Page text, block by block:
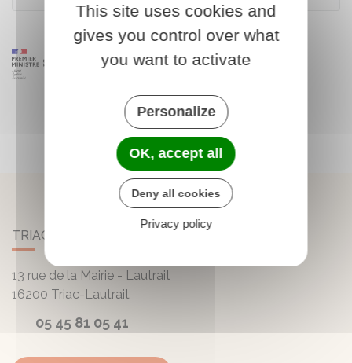
TRIAC-LAUTRAIT
13 rue de la Mairie - Lautrait
16200 Triac-Lautrait
05 45 81 05 41
This site uses cookies and
gives you control over what
you want to activate
Personalize
OK, accept all
Deny all cookies
Privacy policy